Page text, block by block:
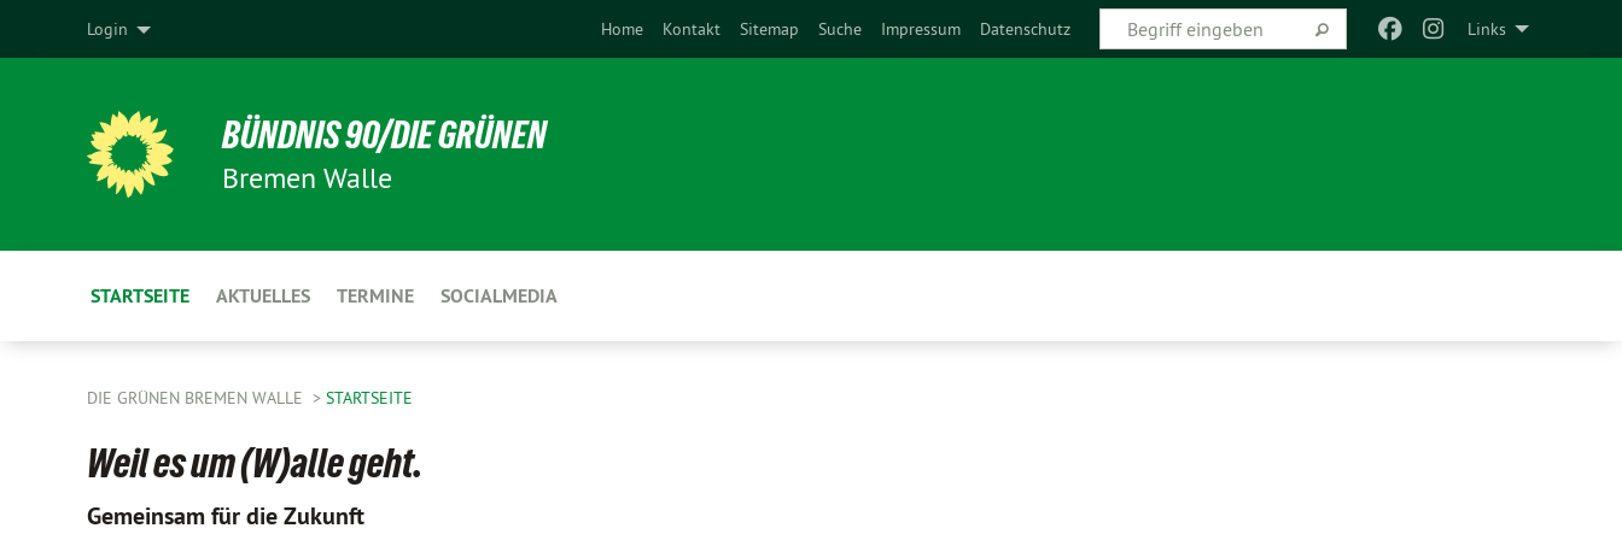
Links
Home Kontakt Sitemap Suche Impressum Datenschutz
Login
BÜNDNIS 90/DIE GRÜNEN
Bremen Walle
STARTSEITE AKTUELLES TERMINE SOCIALMEDIA
DIE GRÜNEN BREMEN WALLE STARTSEITE
Weil es um (W)alle geht.
Gemeinsam für die Zukunft